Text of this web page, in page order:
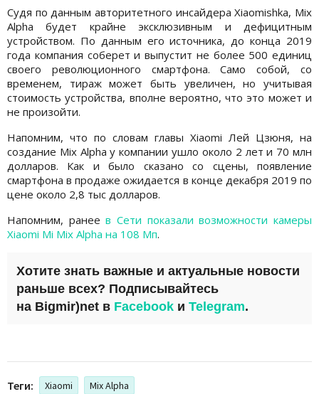
Судя по данным авторитетного инсайдера Xiaomishka, Mix
Alpha будет крайне эксклюзивным и дефицитным
устройством. По данным его источника, до конца 2019
года компания соберет и выпустит не более 500 единиц
своего революционного смартфона. Само собой, со
временем, тираж может быть увеличен, но учитывая
стоимость устройства, вполне вероятно, что это может и
не произойти.
Напомним, что по словам главы Xiaomi Лей Цзюня, на
создание Mix Alpha у компании ушло около 2 лет и 70 млн
долларов. Как и было сказано со сцены, появление
смартфона в продаже ожидается в конце декабря 2019 по
цене около 2,8 тыс долларов.
Напомним, ранеев Сети показали возможности камеры
Xiaomi Mi Mix Alpha на 108 Мп.
Хотите знать важные и актуальные новости
раньше всех? Подписывайтесь
на Bigmir)net в Facebook и Telegram.
Теги: Xiaomi Mix Alpha